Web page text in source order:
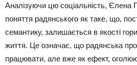
Аналізуючи цю соціальність, Єлена
поняття радянського як таке, що,
семантику, залишається в якості
життя. Це означає, що радянська
працювати, але вже як ефект,